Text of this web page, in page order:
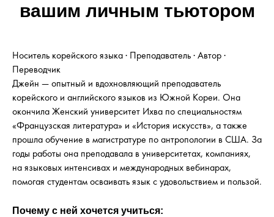
вашим личным тьютором
Носитель корейского языка · Преподаватель · Автор ·
Переводчик
Джейн — опытный и вдохновляющий преподаватель
корейского и английского языков из Южной Кореи. Она
окончила Женский университет Ихва по специальностям
«Французская литература» и «История искусств», а также
прошла обучение в магистратуре по антропологии в США. За
годы работы она преподавала в университетах, компаниях,
на языковых интенсивах и международных вебинарах,
помогая студентам осваивать язык с удовольствием и пользой.
Почему с ней хочется учиться: